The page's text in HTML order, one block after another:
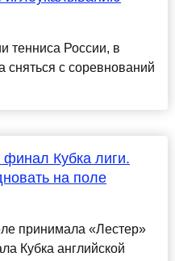
тенниса России, в
сняться с соревнований
Кубка лиги.
на поле
принимала «Лестер»
Кубка английской